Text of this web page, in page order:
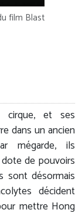
film Blast
cirque, et ses
dans un ancien
mégarde, ils
de pouvoirs
sont désormais
décident
mettre Hong